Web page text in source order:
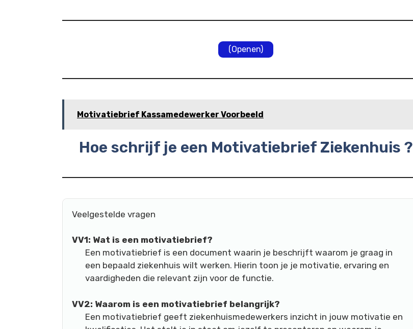
(Openen)
Motivatiebrief Kassamedewerker Voorbeeld
Hoe schrijf je een Motivatiebrief Ziekenhuis ?
Veelgestelde vragen
VV1: Wat is een motivatiebrief?
Een motivatiebrief is een document waarin je beschrijft waarom je graag in
een bepaald ziekenhuis wilt werken. Hierin toon je je motivatie, ervaring en
vaardigheden die relevant zijn voor de functie.
VV2: Waarom is een motivatiebrief belangrijk?
Een motivatiebrief geeft ziekenhuismedewerkers inzicht in jouw motivatie en